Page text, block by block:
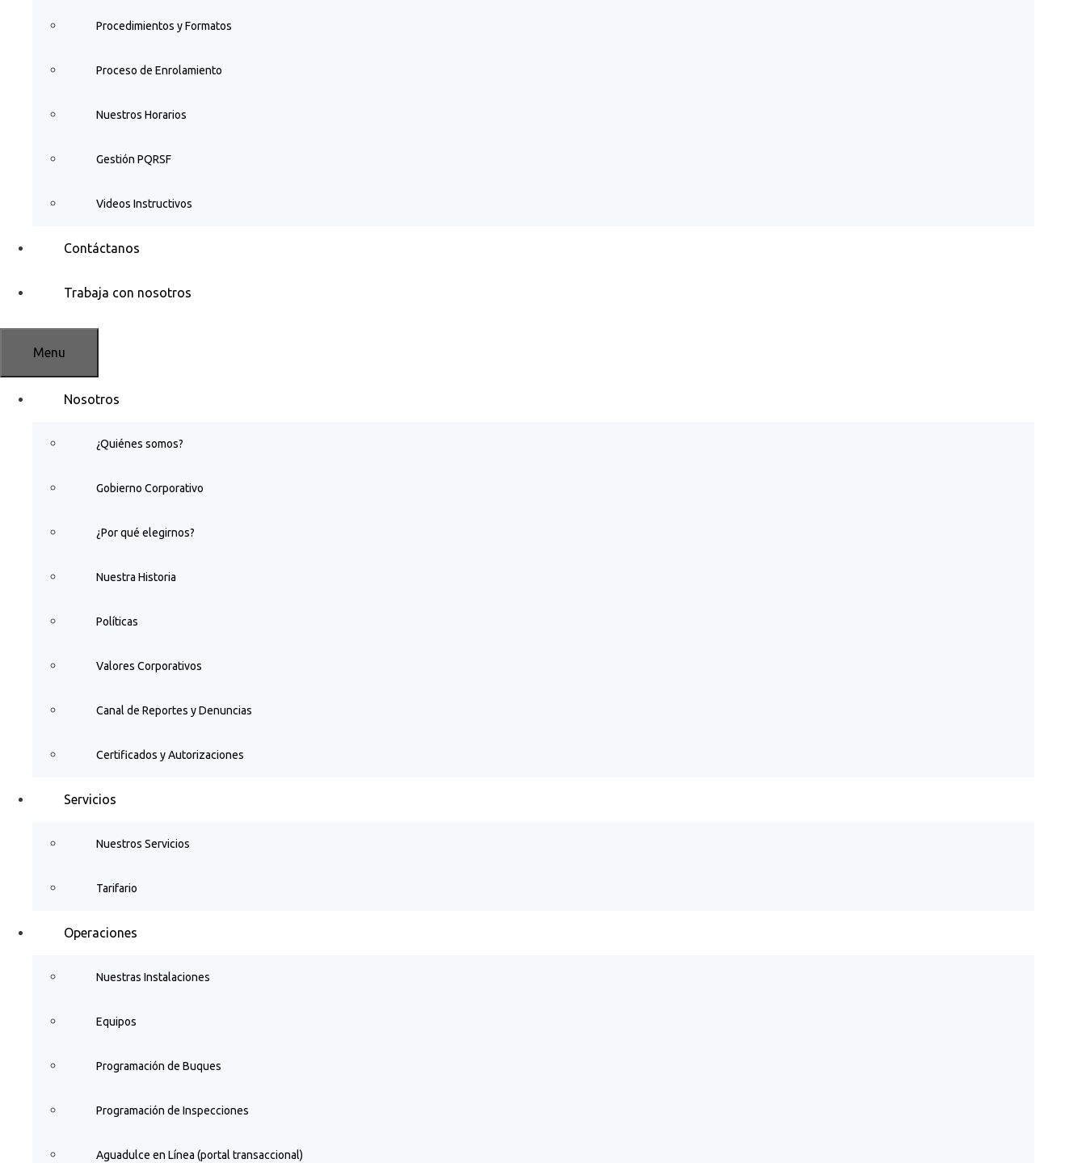
Procedimientos y Formatos
Proceso de Enrolamiento
Nuestros Horarios
Gestión PQRSF
Videos Instructivos
Contáctanos
Trabaja con nosotros
Menu
Nosotros
¿Quiénes somos?
Gobierno Corporativo
¿Por qué elegirnos?
Nuestra Historia
Políticas
Valores Corporativos
Canal de Reportes y Denuncias
Certificados y Autorizaciones
Servicios
Nuestros Servicios
Tarifario
Operaciones
Nuestras Instalaciones
Equipos
Programación de Buques
Programación de Inspecciones
Aguadulce en Línea (portal transaccional)